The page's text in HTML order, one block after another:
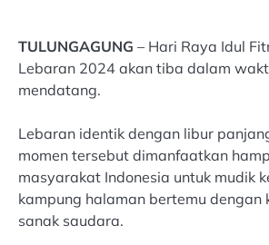
TULUNGAGUNG – Hari Raya Idul
Lebaran 2024 akan tiba dalam
mendatang.
Lebaran identik dengan libur
momen tersebut dimanfaatkan
masyarakat Indonesia untuk mudik
kampung halaman bertemu dengan
sanak saudara.